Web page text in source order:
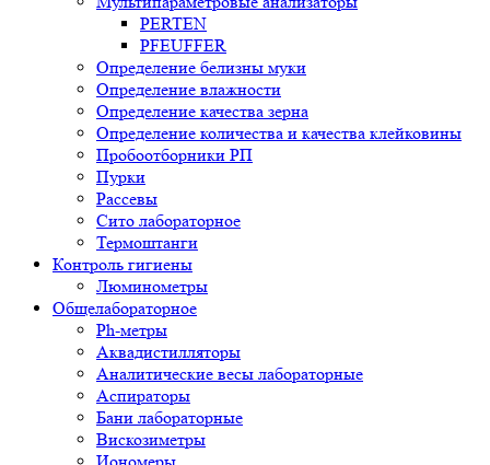
PERTEN
PFEUFFER
Определение белизны муки
Определение влажности
Определение качества зерна
Определение количества и качества клейковины
Пробоотборники РП
Пурки
Рассевы
Сито лабораторное
Термоштанги
Контроль гигиены
Люминометры
Общелабораторное
Ph-метры
Аквадистилляторы
Аналитические весы лабораторные
Аспираторы
Бани лабораторные
Вискозиметры